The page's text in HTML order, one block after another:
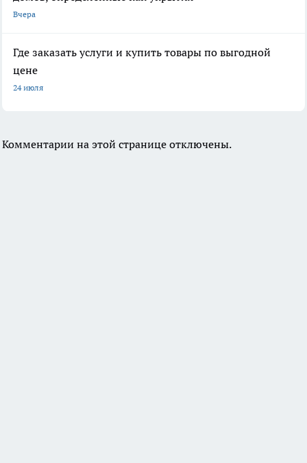
Вчера
Где заказать услуги и купить товары по выгодной
цене
24 июля
Комментарии на этой странице отключены.